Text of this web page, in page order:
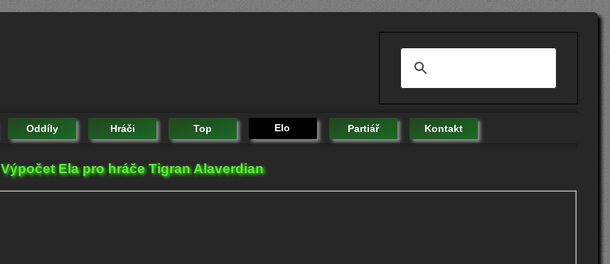
Oddíly Hráči Top Elo Partiář Kontakt
Výpočet Ela pro hráče Tigran Alaverdian